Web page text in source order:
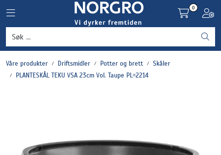
Toggle navigation
0
Våre produkter Driftsmidler Potter og brett
Skåler
PLANTESKÅL TEKU VSA 23cm Vol. Taupe PL=2214
Grønnsaker
Settepotet og setteløk
Blomster, potter og brett